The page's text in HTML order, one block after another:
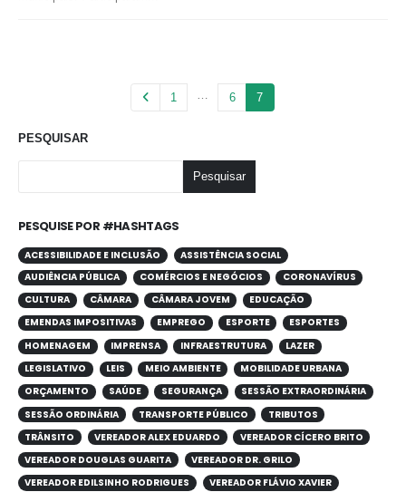
1 … 6 7
PESQUISAR
Pesquisar
PESQUISE POR #HASHTAGS
ACESSIBILIDADE E INCLUSÃO
ASSISTÊNCIA SOCIAL
AUDIÊNCIA PÚBLICA
COMÉRCIOS E NEGÓCIOS
CORONAVÍRUS
CULTURA
CÂMARA CÂMARA JOVEM
EDUCAÇÃO
EMENDAS IMPOSITIVAS
EMPREGO ESPORTE
ESPORTES
HOMENAGEM
IMPRENSA INFRAESTRUTURA
LAZER
LEGISLATIVO
LEIS MEIO AMBIENTE
MOBILIDADE URBANA
ORÇAMENTO
SAÚDE SEGURANÇA
SESSÃO EXTRAORDINÁRIA
SESSÃO ORDINÁRIA
TRANSPORTE PÚBLICO
TRIBUTOS
TRÂNSITO
VEREADOR ALEX EDUARDO
VEREADOR CÍCERO BRITO
VEREADOR DOUGLAS GUARITA
VEREADOR DR. GRILO
VEREADOR EDILSINHO RODRIGUES
VEREADOR FLÁVIO XAVIER